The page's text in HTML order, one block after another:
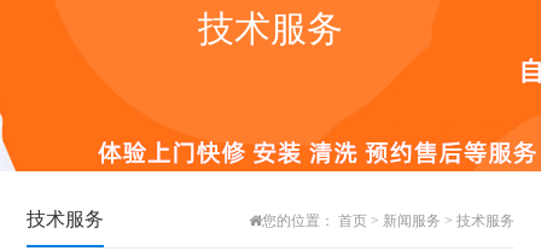
技术服务
技术服务 您的位置： 首页> 新闻服务 > 技术服务